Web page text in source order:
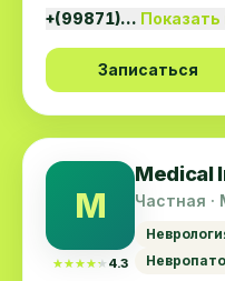
+(99871)…
Записаться
M
★★★★★
★★★★★ 4.3
Medical
Частная ·